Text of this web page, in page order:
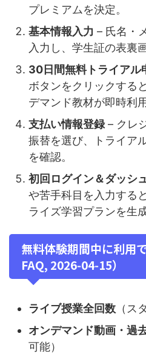
プレミアムを決定。
基本情報入力 – 氏名・
入力し、学生証の表裏
30日間無料トライアル
ボタンをクリックする
デマンド教材が即時利
支払い情報登録– クレ
振替を選び、トライア
を確認。
初回ログイン＆ダッシ
や苦手科目を入力する
ライズ学習プランを生成
無料体験期間中に利用
FAQ, 2026‑04‑15）
ライブ授業全回数 （ス
オンデマンド動画・過
可能）